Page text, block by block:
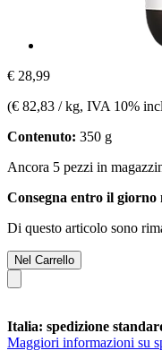
€ 28,99
(€ 82,83 / kg, IVA 10%
Contenuto: 350 g
Ancora 5 pezzi in
Consegna entro il giorno
Di questo articolo sono
Nel Carrello
Italia: spedizione
Maggiori informazioni su